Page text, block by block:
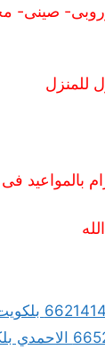
صينى-
للمنزل
بالمواعيد